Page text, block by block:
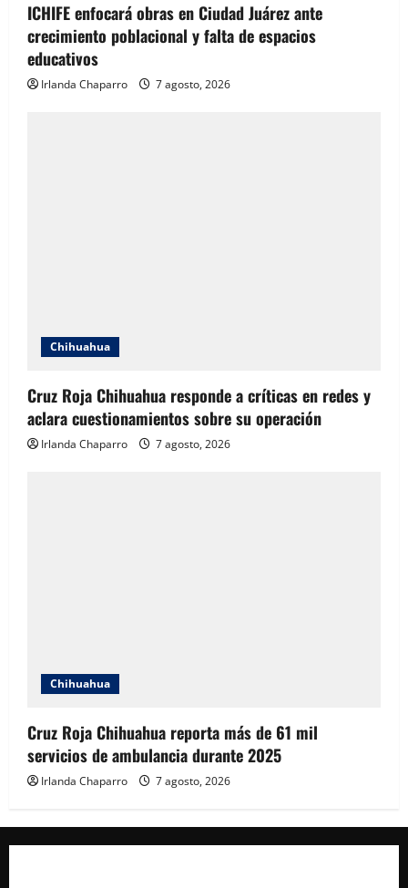
ICHIFE enfocará obras en Ciudad Juárez ante
crecimiento poblacional y falta de espacios
educativos
Irlanda Chaparro 7 agosto, 2026
Chihuahua
Cruz Roja Chihuahua responde a críticas en redes y
aclara cuestionamientos sobre su operación
Irlanda Chaparro 7 agosto, 2026
Chihuahua
Cruz Roja Chihuahua reporta más de 61 mil
servicios de ambulancia durante 2025
Irlanda Chaparro 7 agosto, 2026